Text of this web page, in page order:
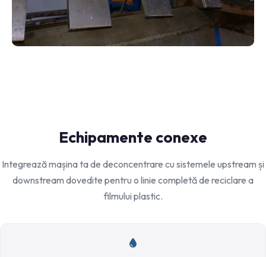
Echipamente conexe
Integrează mașina ta de deconcentrare cu sistemele upstream și
downstream dovedite pentru o linie completă de reciclare a
filmului plastic.